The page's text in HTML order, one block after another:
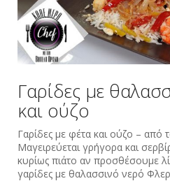
Γαρίδες με
και ούζο
Γαρίδες με φέτα και ούζο – από
Μαγειρεύεται γρήγορα και
κυρίως πιάτο αν προσθέσουμε
γαρίδες με θαλασσινό νερό